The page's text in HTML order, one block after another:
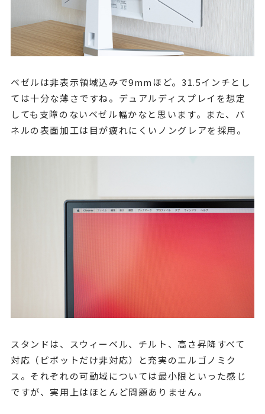
ベゼルは非表示領域込みで9mmほど。31.5インチとし
ては十分な薄さですね。デュアルディスプレイを想定
しても支障のないベゼル幅かなと思います。
また、パ
ネルの表面加工は目が疲れにくいノングレアを採用。
スタンドは、スウィーベル、チルト、高さ昇降すべて
対応（ピボットだけ非対応）と充実のエルゴノミク
ス。それぞれの可動域については最小限といった感じ
ですが、実用上はほとんど問題ありません。